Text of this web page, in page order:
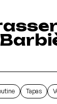
Tapas